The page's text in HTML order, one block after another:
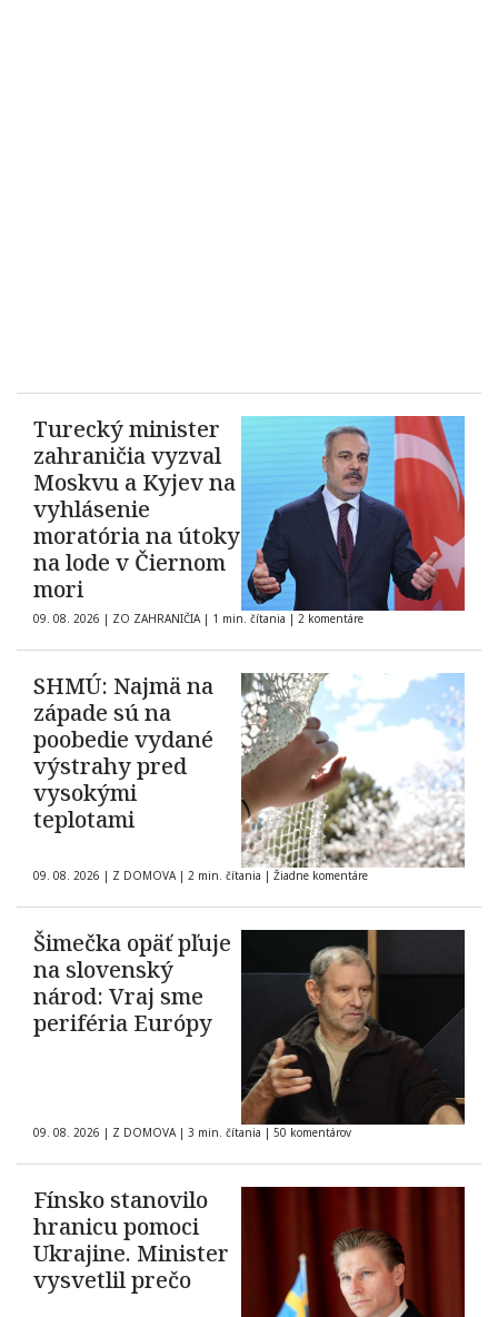
Turecký minister
zahraničia vyzval
Moskvu a Kyjev na
vyhlásenie
moratória na útoky
na lode v Čiernom
mori
09. 08. 2026 | ZO ZAHRANIČIA | 1 min. čítania | 2 komentáre
SHMÚ: Najmä na
západe sú na
poobedie vydané
výstrahy pred
vysokými
teplotami
09. 08. 2026 | Z DOMOVA | 2 min. čítania | Žiadne komentáre
Šimečka opäť pľuje
na slovenský
národ: Vraj sme
periféria Európy
09. 08. 2026 | Z DOMOVA | 3 min. čítania | 50 komentárov
Fínsko stanovilo
hranicu pomoci
Ukrajine. Minister
vysvetlil prečo